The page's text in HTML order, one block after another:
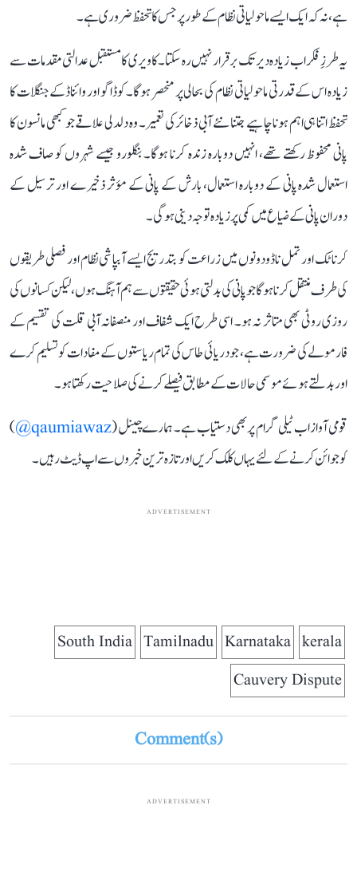
ہے، نہ کہ ایک ایسے ماحولیاتی نظام کے طور پر جس کا تحفظ ضروری ہے۔
یہ طرزِ فکر اب زیادہ دیر تک برقرار نہیں رہ سکتا۔ کاویری کا مستقبل عدالتی مقدمات سے
زیادہ اس کے قدرتی ماحولیاتی نظام کی بحالی پر منحصر ہوگا۔ کوڈاگو اور وائناڈ کے جنگلات کا
تحفظ اتنا ہی اہم ہونا چاہیے جتنا نئے آبی ذخائر کی تعمیر۔ وہ دلدلی علاقے جو کبھی مانسون کا
پانی محفوظ رکھتے تھے، انہیں دوبارہ زندہ کرنا ہوگا۔ بنگلورو جیسے شہروں کو صاف شدہ
استعمال شدہ پانی کے دوبارہ استعمال، بارش کے پانی کے مؤثر ذخیرے اور ترسیل کے
دوران پانی کے ضیاع میں کمی پر زیادہ توجہ دینی ہوگی۔
کرناٹک اور تمل ناڈو دونوں میں زراعت کو بتدریج ایسے آبپاشی نظام اور فصلی طریقوں
کی طرف منتقل کرنا ہوگا جو پانی کی بدلتی ہوئی حقیقتوں سے ہم آہنگ ہوں، لیکن کسانوں کی
روزی روٹی بھی متاثر نہ ہو۔ اسی طرح ایک شفاف اور منصفانہ آبی قلت کی تقسیم کے
فارمولے کی ضرورت ہے، جو دریائی طاس کی تمام ریاستوں کے مفادات کو تسلیم کرے
اور بدلتے ہوئے موسمی حالات کے مطابق فیصلے کرنے کی صلاحیت رکھتا ہو۔
قومی آواز اب ٹیلی گرام پر بھی دستیاب ہے۔ ہمارے چینل (qaumiawaz@
)
کو جوائن کرنے کے لئے یہاں کلک کریں اور تازہ ترین خبروں سے اپ ڈیٹ رہیں۔
ADVERTISEMENT
kerala
Karnataka
Tamilnadu
South India
Cauvery Dispute
Comment(s)
ADVERTISEMENT